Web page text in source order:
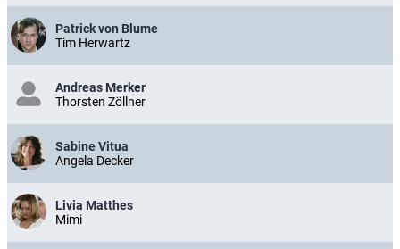
Patrick von Blume
Tim Herwartz
Andreas Merker
Thorsten Zöllner
Sabine Vitua
Angela Decker
Livia Matthes
Mimi